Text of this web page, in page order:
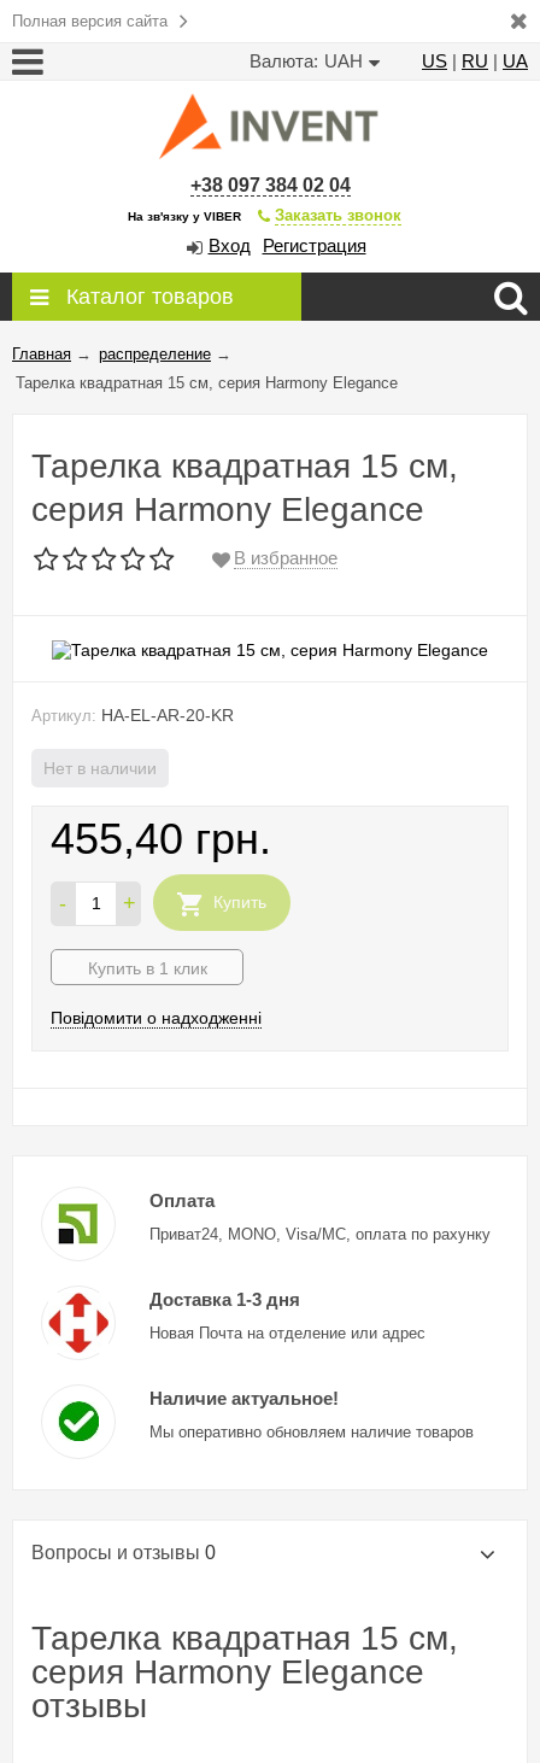
Полная версия сайта
Валюта: UAH US | RU | UA
+38 097 384 02 04
На зв'язку у VIBER Заказать звонок
Вход Регистрация
Каталог товаров
Главная → распределение →
Тарелка квадратная 15 см, серия Harmony Elegance
Тарелка квадратная 15 см,
серия Harmony Elegance
В избранное
Артикул: HA-EL-AR-20-KR
Нет в наличии
455,40 грн.
- + Купить
Купить в 1 клик
Повідомити о надходженні
Оплата
Приват24, MONO, Visa/MC, оплата по рахунку
Доставка 1-3 дня
Новая Почта на отделение или адрес
Наличие актуальное!
Мы оперативно обновляем наличие товаров
Вопросы и отзывы 0
Тарелка квадратная 15 см,
серия Harmony Elegance
отзывы